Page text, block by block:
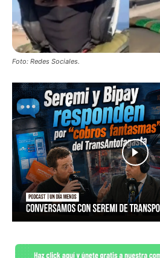
Foto: Redes Sociales.